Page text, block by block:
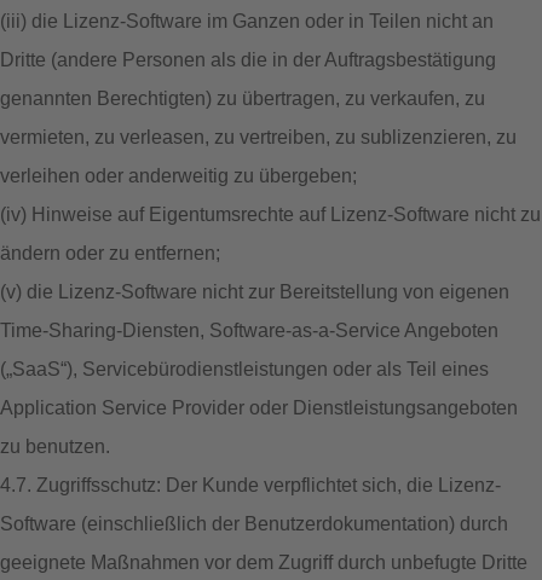
(iii) die Lizenz-Software im Ganzen oder in Teilen nicht an
Dritte (andere Personen als die in der Auftragsbestätigung
genannten Berechtigten) zu übertragen, zu verkaufen, zu
vermieten, zu verleasen, zu vertreiben, zu sublizenzieren, zu
verleihen oder anderweitig zu übergeben;
(iv) Hinweise auf Eigentumsrechte auf Lizenz-Software nicht zu
ändern oder zu entfernen;
(v) die Lizenz-Software nicht zur Bereitstellung von eigenen
Time-Sharing-Diensten, Software-as-a-Service Angeboten
(„SaaS“), Servicebürodienstleistungen oder als Teil eines
Application Service Provider oder Dienstleistungsangeboten
zu benutzen.
4.7. Zugriffsschutz: Der Kunde verpflichtet sich, die Lizenz-
Software (einschließlich der Benutzerdokumentation) durch
geeignete Maßnahmen vor dem Zugriff durch unbefugte Dritte